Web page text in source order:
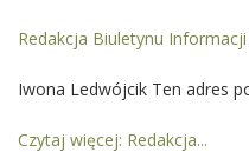
Redakcja Biuletynu
Iwona Ledwójcik Ten adres
Czytaj więcej: Redakcja...